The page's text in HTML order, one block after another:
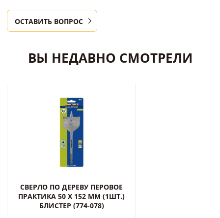
ОСТАВИТЬ ВОПРОС
ВЫ НЕДАВНО СМОТРЕЛИ
СВЕРЛО ПО ДЕРЕВУ ПЕРОВОЕ
ПРАКТИКА 50 Х 152 ММ (1ШТ.)
БЛИСТЕР (774-078)